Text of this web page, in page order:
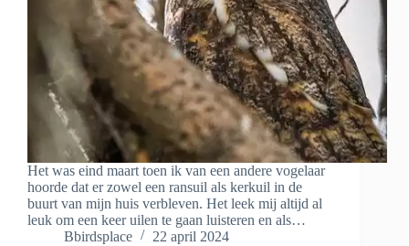
Het was eind maart toen ik van een andere vogelaar
hoorde dat er zowel een ransuil als kerkuil in de
buurt van mijn huis verbleven. Het leek mij altijd al
leuk om een keer uilen te gaan luisteren en als…
Bbirdsplace
22 april 2024